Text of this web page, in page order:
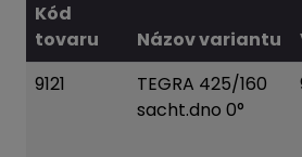
Kód
tovaru
Názov variantu
9121
TEGRA 425/160
sacht.dno 0°